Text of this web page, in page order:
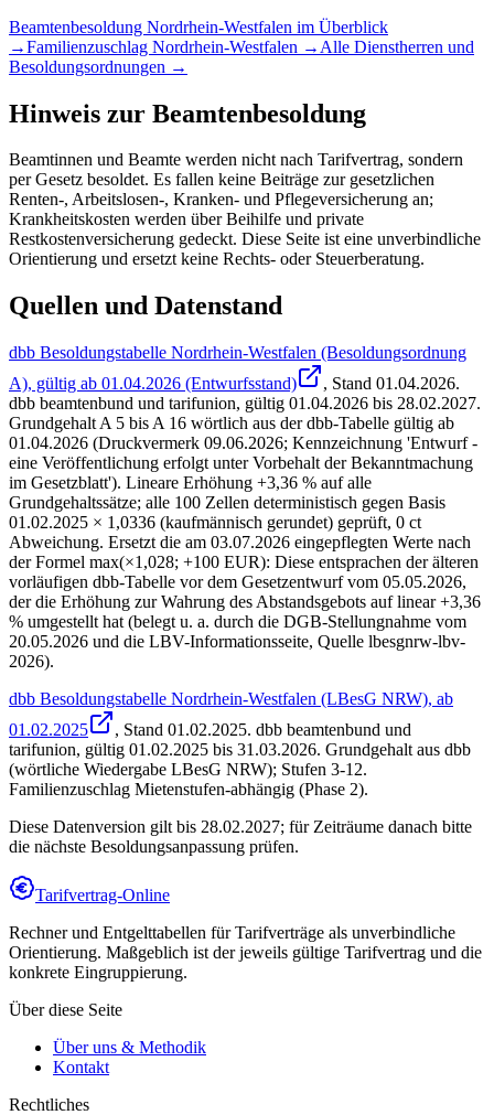
Beamtenbesoldung Nordrhein-Westfalen im Überblick
→Familienzuschlag Nordrhein-Westfalen → Alle Dienstherren und
Besoldungsordnungen →
Hinweis zur Beamtenbesoldung
Beamtinnen und Beamte werden nicht nach Tarifvertrag, sondern
per Gesetz besoldet. Es fallen keine Beiträge zur gesetzlichen
Renten-, Arbeitslosen-, Kranken- und Pflegeversicherung an;
Krankheitskosten werden über Beihilfe und private
Restkostenversicherung gedeckt. Diese Seite ist eine unverbindliche
Orientierung und ersetzt keine Rechts- oder Steuerberatung.
Quellen und Datenstand
dbb Besoldungstabelle Nordrhein-Westfalen (Besoldungsordnung
A), gültig ab 01.04.2026 (Entwurfsstand)
, Stand 01.04.2026.
dbb beamtenbund und tarifunion, gültig 01.04.2026 bis 28.02.2027.
Grundgehalt A 5 bis A 16 wörtlich aus der dbb-Tabelle gültig ab
01.04.2026 (Druckvermerk 09.06.2026; Kennzeichnung 'Entwurf -
eine Veröffentlichung erfolgt unter Vorbehalt der Bekanntmachung
im Gesetzblatt'). Lineare Erhöhung +3,36 % auf alle
Grundgehaltssätze; alle 100 Zellen deterministisch gegen Basis
01.02.2025 × 1,0336 (kaufmännisch gerundet) geprüft, 0 ct
Abweichung. Ersetzt die am 03.07.2026 eingepflegten Werte nach
der Formel max(×1,028; +100 EUR): Diese entsprachen der älteren
vorläufigen dbb-Tabelle vor dem Gesetzentwurf vom 05.05.2026,
der die Erhöhung zur Wahrung des Abstandsgebots auf linear +3,36
% umgestellt hat (belegt u. a. durch die DGB-Stellungnahme vom
20.05.2026 und die LBV-Informationsseite, Quelle lbesgnrw-lbv-
2026).
dbb Besoldungstabelle Nordrhein-Westfalen (LBesG NRW), ab
01.02.2025
, Stand 01.02.2025. dbb beamtenbund und
tarifunion, gültig 01.02.2025 bis 31.03.2026. Grundgehalt aus dbb
(wörtliche Wiedergabe LBesG NRW); Stufen 3-12.
Familienzuschlag Mietenstufen-abhängig (Phase 2).
Diese Datenversion gilt bis 28.02.2027; für Zeiträume danach bitte
die nächste Besoldungsanpassung prüfen.
Tarifvertrag-Online
Rechner und Entgelttabellen für Tarifverträge als unverbindliche
Orientierung. Maßgeblich ist der jeweils gültige Tarifvertrag und die
konkrete Eingruppierung.
Über diese Seite
Über uns & Methodik
Kontakt
Rechtliches